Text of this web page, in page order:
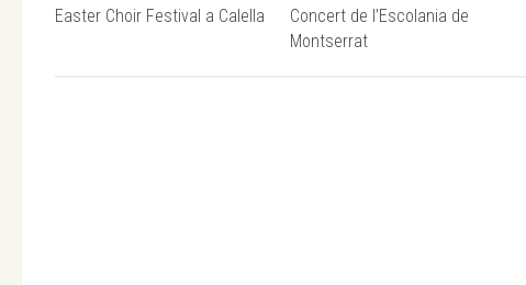
Easter Choir Festival a Calella
Concert de l’Escolania de
Montserrat